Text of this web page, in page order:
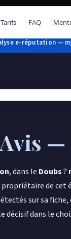
Tarifs FAQ
e-réputation —
—
, dans le Doubs?
propriétaire de
sur sa
décisif dans le